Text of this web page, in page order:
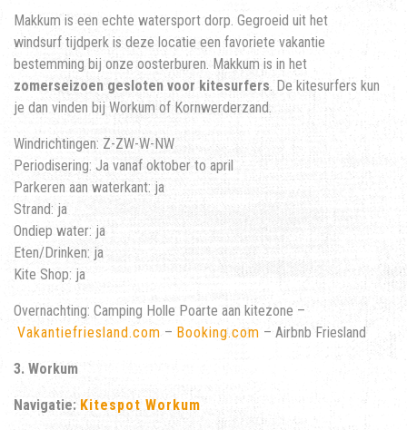
Makkum is een echte watersport dorp. Gegroeid uit het
windsurf tijdperk is deze locatie een favoriete vakantie
bestemming bij onze oosterburen. Makkum is in het
zomerseizoen gesloten voor kitesurfers. De kitesurfers kun
je dan vinden bij Workum of Kornwerderzand.
Windrichtingen: Z-ZW-W-NW
Periodisering: Ja vanaf oktober to april
Parkeren aan waterkant: ja
Strand: ja
Ondiep water: ja
Eten/Drinken: ja
Kite Shop: ja
Overnachting: Camping Holle Poarte aan kitezone –
Vakantiefriesland.com – Booking.com – Airbnb Friesland
3. Workum
Navigatie: Kitespot Workum